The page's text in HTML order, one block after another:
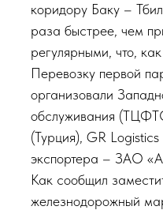
коридору Баку –
раза быстрее, чем
регулярными, что,
Перевозку первой
организовали
обслуживания
(Турция), GR
экспортера – ЗАО
Как сообщил
железнодорожный